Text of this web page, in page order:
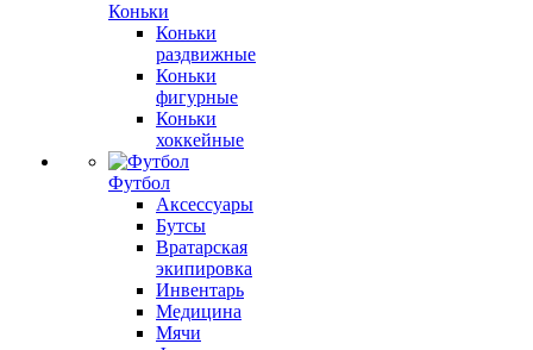
Коньки
Коньки
раздвижные
Коньки
фигурные
Коньки
хоккейные
Футбол
Аксессуары
Бутсы
Вратарская
экипировка
Инвентарь
Медицина
Мячи